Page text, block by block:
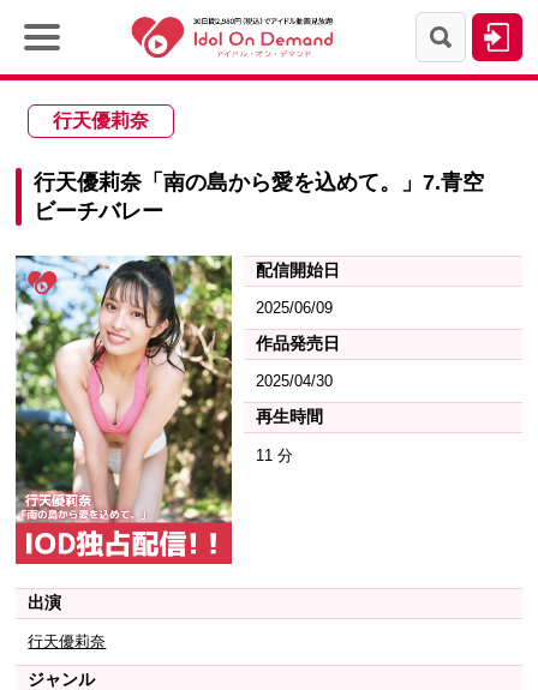
行天優莉奈
行天優莉奈「南の島から愛を込めて。」7.青空
ビーチバレー
配信開始日
2025/06/09
作品発売日
2025/04/30
再生時間
11 分
出演
行天優莉奈
ジャンル